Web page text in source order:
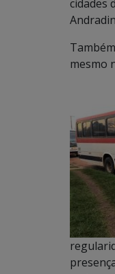
cidades
mesmo